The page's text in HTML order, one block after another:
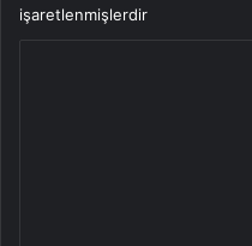
işaretlenmişlerdir